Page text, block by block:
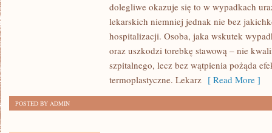
dolegliwe okazuje się to w wypadkach
lekarskich niemniej jednak nie bez
hospitalizacji. Osoba, jaka wskutek
oraz uszkodzi torebkę stawową – nie
szpitalnego, lecz bez wątpienia pożąda
termoplastyczne. Lekarz [ Read More ]
POSTED BY ADMIN